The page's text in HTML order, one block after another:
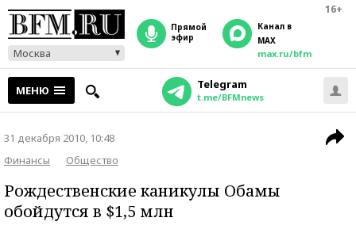
16+
Москва
прямой
эфир
Канал в
MAX
max.ru/bfm
МЕНЮ Telegram
t.me/BFMnews
31 декабря 2010, 10:48
Финансы
Общество
Рождественские каникулы Обамы
обойдутся в $1,5 млн